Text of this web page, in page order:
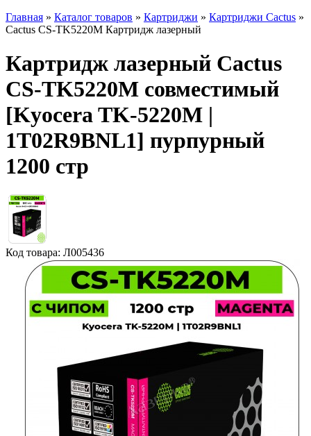
Главная » Каталог товаров » Картриджи » Картриджи Cactus »
Cactus CS-TK5220M Картридж лазерный
Картридж лазерный Cactus
CS-TK5220M совместимый
[Kyocera TK-5220M |
1T02R9BNL1] пурпурный
1200 стр
Код товара: Л005436